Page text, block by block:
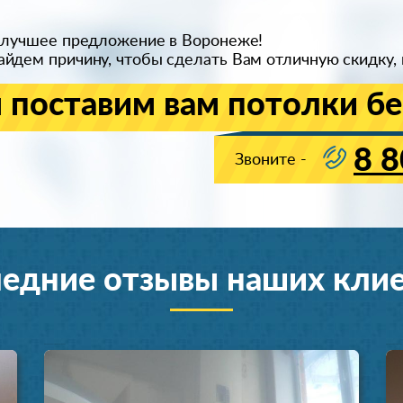
предложение в Воронеже!
причину, чтобы сделать Вам отличную скидку,
вам потолки
Звоните - 8
отзывы наших